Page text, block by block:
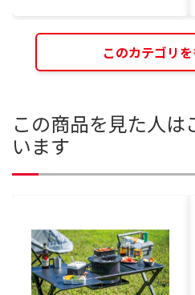
このカテゴリ
この商品を見た人は
います